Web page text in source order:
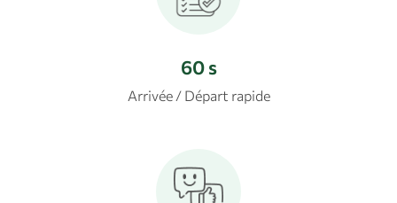
60s
Arrivée / Départ rapide